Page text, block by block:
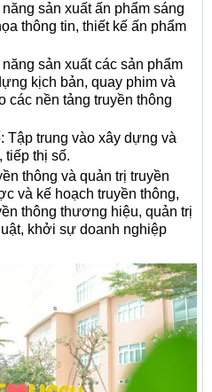
sản xuất ấn phẩm sáng
thông tin, thiết kế ấn phẩm
sản xuất các sản phẩm
kịch bản, quay phim và
các nền tảng truyền thông
Tập trung vào xây dựng và
tiếp thị số.
thông và quản trị truyền
và kế hoạch truyền thông,
thông thương hiệu, quản trị
khởi sự doanh nghiệp